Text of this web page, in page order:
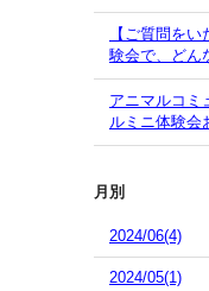
【ご質問を
験会で、どん
アニマルコミ
ルミニ体験会
月別
2024/06(4)
2024/05(1)